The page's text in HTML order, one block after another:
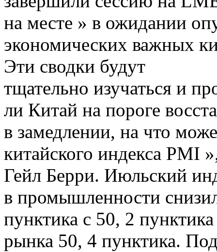
на месте » в ожидании
экономических важных
Эти сводки будут
тщательно изучаться и
ли Китай на пороге
в замедлении, на что
китайского индекса PMI
Гейл Берри. Июльский
в промышленности
пунктика с 50, 2
рынка 50, 4 пунктика.